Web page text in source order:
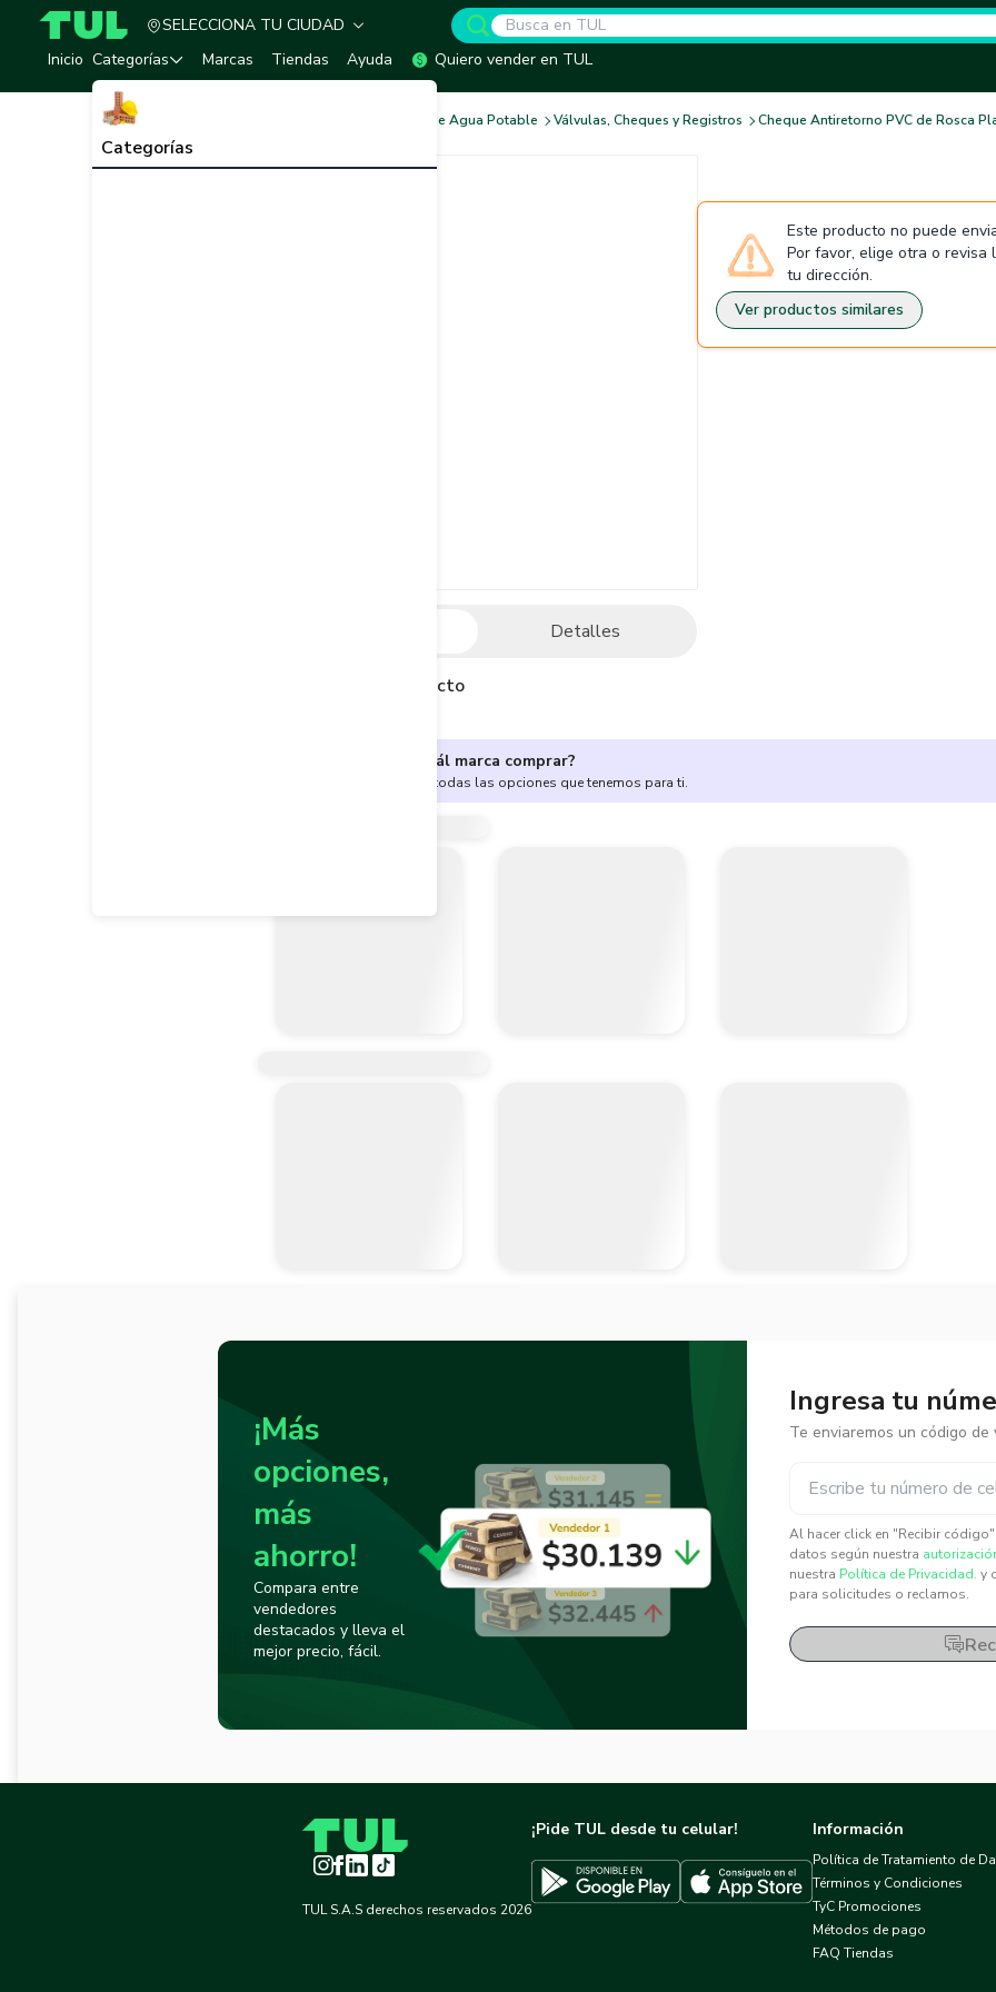
TUL - Tu Marketplace de Construcción
SELECCIONA TU CIUDAD
Inicio Categorías
Categorías
Marcas Tiendas Ayuda Quiero vender en TUL
Redes de Agua Potable Válvulas, Cheques y Registros Cheque Antiretorno PVC de Rosca
Detalles
Descripción del producto
Este producto no puede
Por favor, elige otra o revisa
tu dirección.
Ver productos similares
¿No sabes cuál marca comprar?
Encuentra aquí todas las opciones que tenemos para ti.
¡Más
opciones,
más
ahorro!
Compara entre
vendedores
destacados y lleva el
mejor precio, fácil.
Ingresa tu
Te enviaremos un código de
Al hacer click en "Recibir
datos según nuestra
nuestra Política de Privacidad. y
para solicitudes o reclamos.
Instagram
Facebook
LinkedInTikTok
TUL S.A.S derechos reservados 2026
¡Pide TUL desde tu celular!
Descargar TUL en Google PlayDescargar TUL en App Store
Información
Política de Tratamiento de
Términos y Condiciones
TyC Promociones
Métodos de pago
FAQ Tiendas